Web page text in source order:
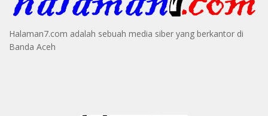
Halaman7.com adalah sebuah media siber yang berkantor di
Banda Aceh